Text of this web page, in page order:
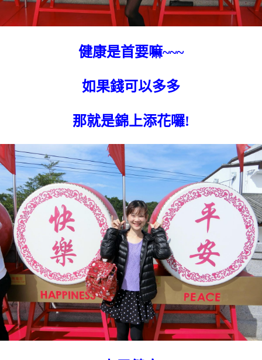
健康是首要嘛~~~
如果錢可以多多
那就是錦上添花囉!